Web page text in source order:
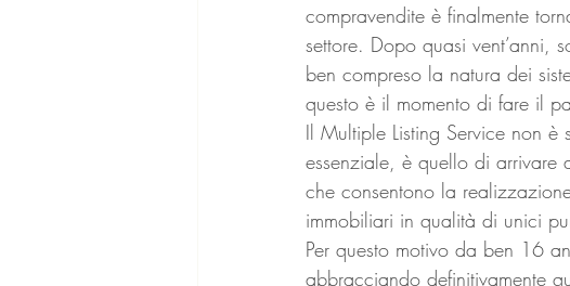
compravendite è finalmente
settore. Dopo quasi vent’anni,
ben compreso la natura dei
questo è il momento di fare il
Il Multiple Listing Service non
essenziale, è quello di arrivare
che consentono la
immobiliari in qualità di unici
Per questo motivo da ben 16
abbracciando definitivamente